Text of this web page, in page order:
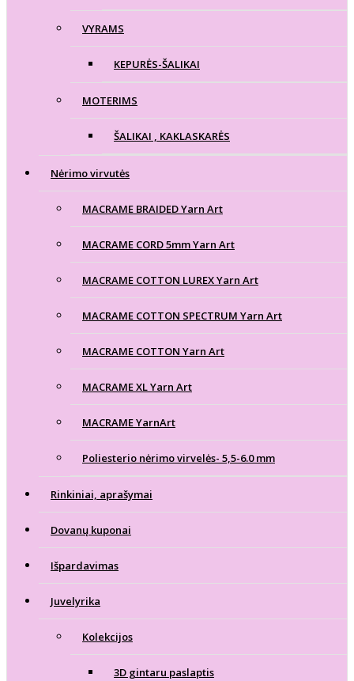
VYRAMS
KEPURĖS-ŠALIKAI
MOTERIMS
ŠALIKAI , KAKLASKARĖS
Nėrimo virvutės
MACRAME BRAIDED Yarn Art
MACRAME CORD 5mm Yarn Art
MACRAME COTTON LUREX Yarn Art
MACRAME COTTON SPECTRUM Yarn Art
MACRAME COTTON Yarn Art
MACRAME XL Yarn Art
MACRAME YarnArt
Poliesterio nėrimo virvelės- 5,5-6.0 mm
Rinkiniai, aprašymai
Dovanų kuponai
Išpardavimas
Juvelyrika
Kolekcijos
3D gintaru paslaptis